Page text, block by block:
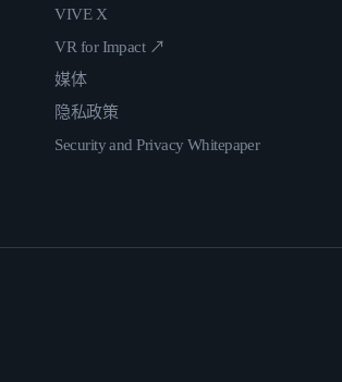
VIVE X
VR for Impact ↗
媒体
隐私政策
Security and Privacy Whitepaper